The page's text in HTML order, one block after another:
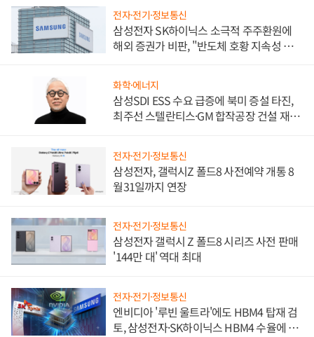
전자·전기·정보통신
삼성전자 SK하이닉스 소극적 주주환원에
해외 증권가 비판, "반도체 호황 지속성 의
화학·에너지
삼성SDI ESS 수요 급증에 북미 증설 타진,
최주선 스텔란티스·GM 합작공장 건설 재추
전자·전기·정보통신
삼성전자, 갤럭시Z 폴드8 사전예약 개통 8
월31일까지 연장
전자·전기·정보통신
삼성전자 갤럭시 Z 폴드8 시리즈 사전 판매
'144만 대' 역대 최대
전자·전기·정보통신
엔비디아 '루빈 울트라'에도 HBM4 탑재 검
토, 삼성전자·SK하이닉스 HBM4 수율에 주